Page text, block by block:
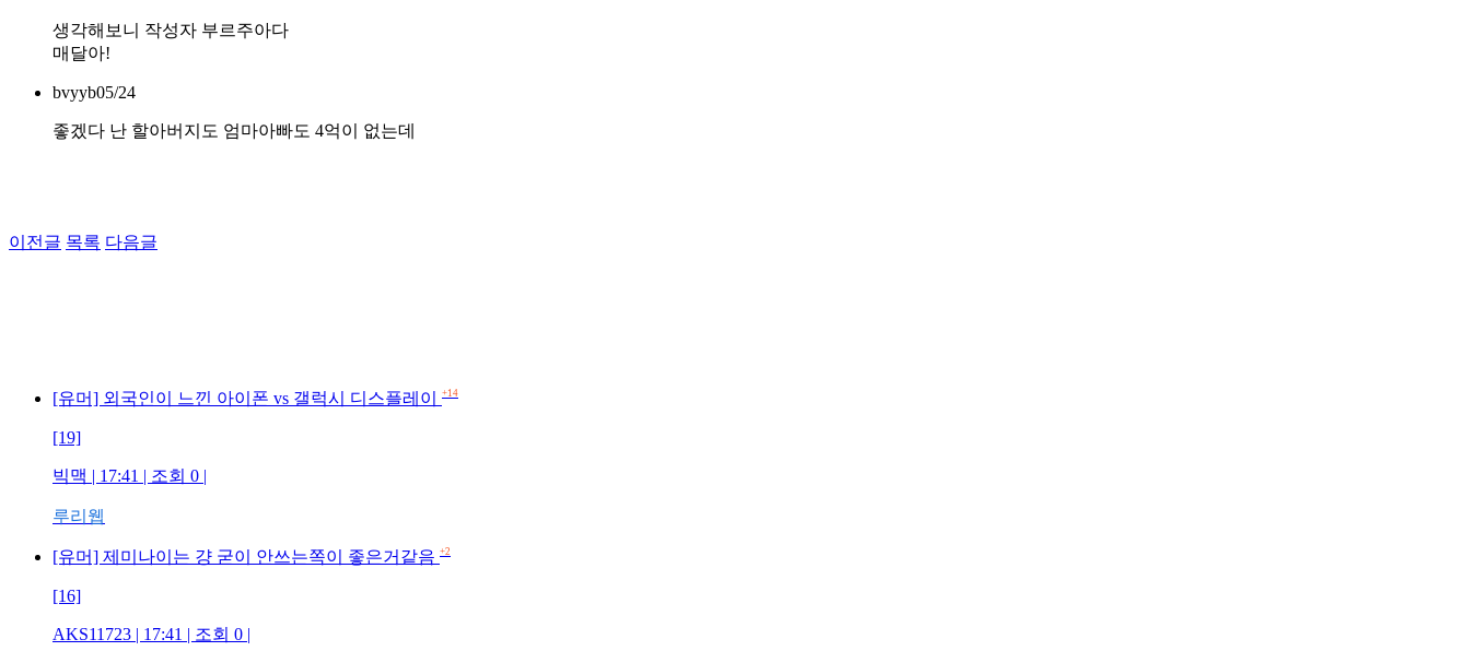
생각해보니 작성자 부르주아다
매달아!
bvyyb05/24
좋겠다 난 할아버지도 엄마아빠도 4억이 없는데
이전글 목록 다음글
[유머] 외국인이 느낀 아이폰 vs 갤럭시 디스플레이 +14
[19]
빅맥 | 17:41 | 조회 0 |
루리웹
[유머] 제미나이는 걍 굳이 안쓰는쪽이 좋은거같음 +2
[16]
AKS11723 | 17:41 | 조회 0 |